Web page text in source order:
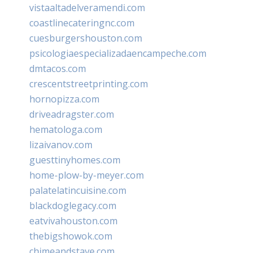
vistaaltadelveramendi.com
coastlinecateringnc.com
cuesburgershouston.com
psicologiaespecializadaencampeche.com
dmtacos.com
crescentstreetprinting.com
hornopizza.com
driveadragster.com
hematologa.com
lizaivanov.com
guesttinyhomes.com
home-plow-by-meyer.com
palatelatincuisine.com
blackdoglegacy.com
eatvivahouston.com
thebigshowok.com